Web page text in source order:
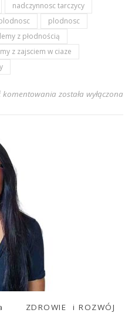
nadczynnosc tarczycy
plodnosc
z płodnością
z zajsciem w ciaze
komentowania została wyłączona
ZDROWIE i ROZWÓJ